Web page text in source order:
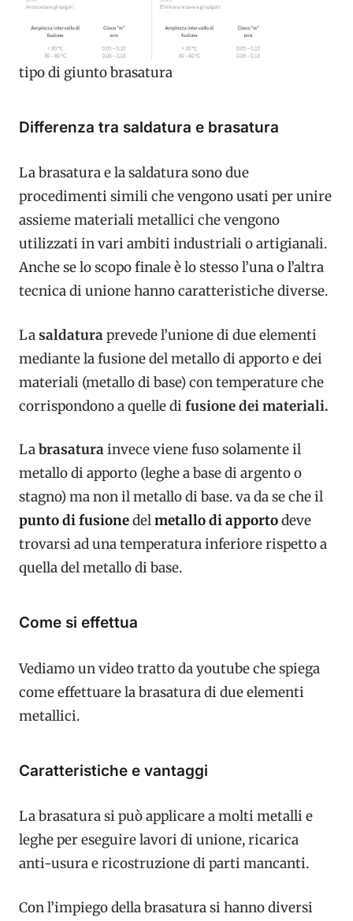
tipo di giunto brasatura
Differenza tra saldatura e brasatura
La brasatura e la saldatura sono due
procedimenti simili che vengono usati per unire
assieme materiali metallici che vengono
utilizzati in vari ambiti industriali o artigianali.
Anche se lo scopo finale è lo stesso l’una o l’altra
tecnica di unione hanno caratteristiche diverse.
Lasaldaturaprevede l’unione di due elementi
mediante la fusione del metallo di apporto e dei
materiali (metallo di base) con temperature che
corrispondono a quelle di fusione dei materiali.
Labrasaturainvece viene fuso solamente il
metallo di apporto (leghe a base di argento o
stagno) ma non il metallo di base. va da se che il
punto di fusionedelmetallo di apportodeve
trovarsi ad una temperatura inferiore rispetto a
quella del metallo di base.
Come si effettua
Vediamo un video tratto da youtube che spiega
come effettuare la brasatura di due elementi
metallici.
Caratteristiche e vantaggi
La brasatura si può applicare a molti metalli e
leghe per eseguire lavori di unione, ricarica
anti-usura e ricostruzione di parti mancanti.
Con l’impiego della brasatura si hanno diversi